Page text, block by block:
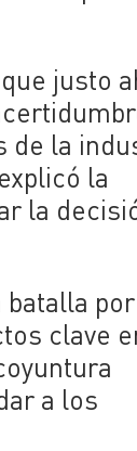
justo
de la
la
la
batalla por
clave
a los